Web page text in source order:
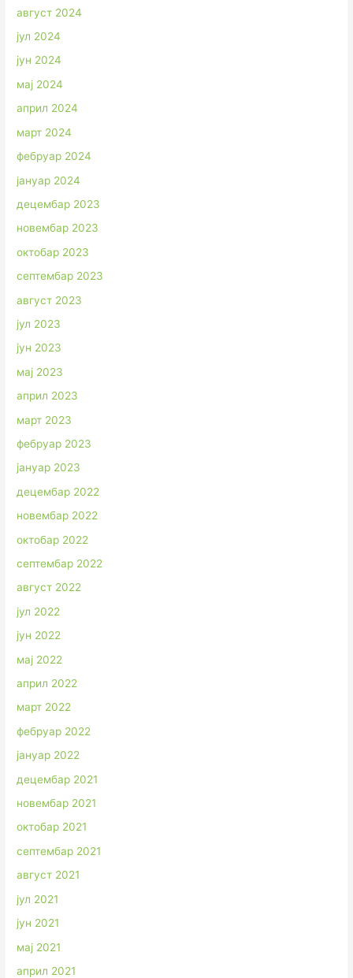
август 2024
јул 2024
јун 2024
мај 2024
април 2024
март 2024
фебруар 2024
јануар 2024
децембар 2023
новембар 2023
октобар 2023
септембар 2023
август 2023
јул 2023
јун 2023
мај 2023
април 2023
март 2023
фебруар 2023
јануар 2023
децембар 2022
новембар 2022
октобар 2022
септембар 2022
август 2022
јул 2022
јун 2022
мај 2022
април 2022
март 2022
фебруар 2022
јануар 2022
децембар 2021
новембар 2021
октобар 2021
септембар 2021
август 2021
јул 2021
јун 2021
мај 2021
април 2021